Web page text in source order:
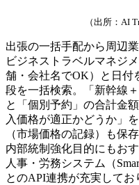
（出所：AI
出張の一括手配から周辺
ビジネストラベルマネジ
舗・会社名でOK）と日付
段を一括検索。「新幹線
と「個別予約」の合計金
入価格が適正かどうか」
（市場価格の記録）も保
内部統制強化目的にもおす
人事・労務システム（
とのAPI連携が充実して